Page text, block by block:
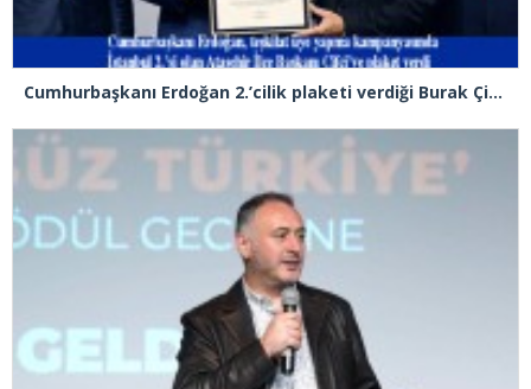
Cumhurbaşkanı Erdoğan 2.’cilik plaketi verdiği Burak Çifci’den Ataşehir seçimlerini kazanma sözünü aldı